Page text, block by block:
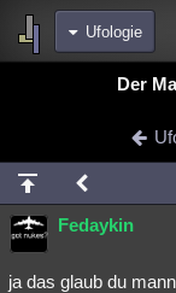
Ufologie
Chat Wiki
meine Rubriken
Menschen
Spiritualität
Der
Fedaykin
ja das glaub du